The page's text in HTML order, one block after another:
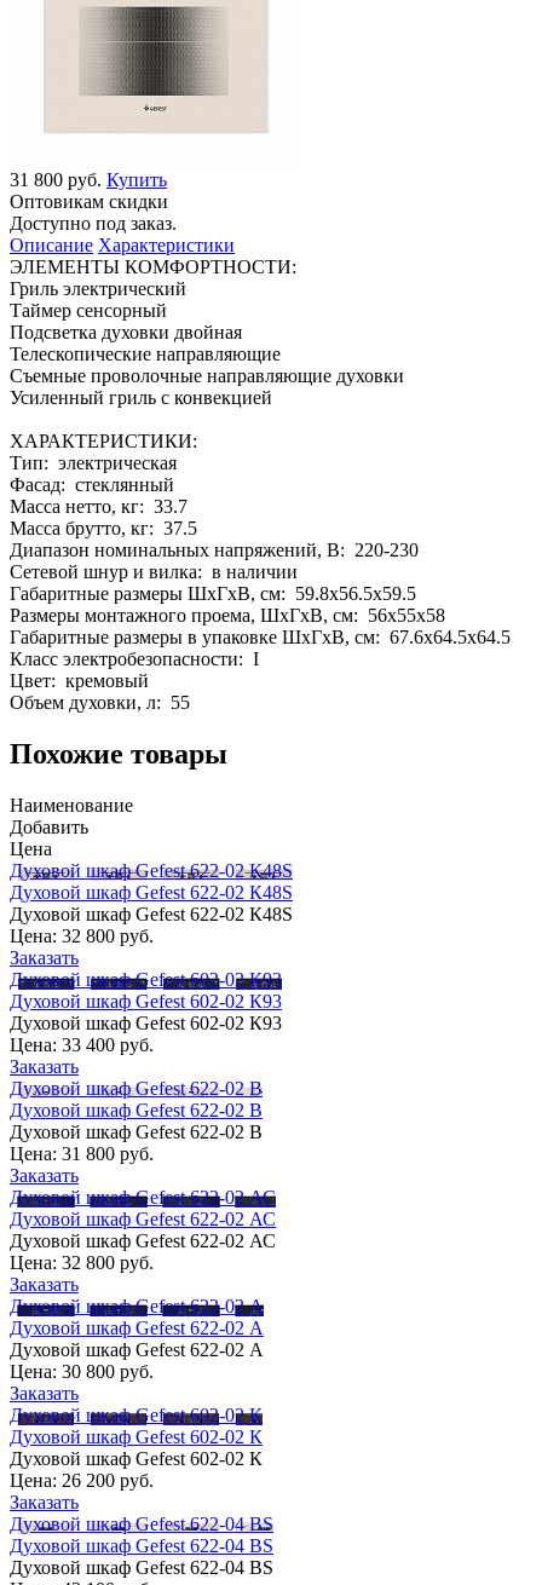
31 800 руб. Купить
Оптовикам скидки
Доступно под заказ.
Описание Характеристики
ЭЛЕМЕНТЫ КОМФОРТНОСТИ:
Гриль электрический
Таймер сенсорный
Подсветка духовки двойная
Телескопические направляющие
Съемные проволочные направляющие духовки
Усиленный гриль с конвекцией
ХАРАКТЕРИСТИКИ:
Тип: электрическая
Фасад: стеклянный
Масса нетто, кг: 33.7
Масса брутто, кг: 37.5
Диапазон номинальных напряжений, В: 220-230
Сетевой шнур и вилка: в наличии
Габаритные размеры ШхГхВ, см: 59.8х56.5х59.5
Размеры монтажного проема, ШхГхВ, см: 56x55x58
Габаритные размеры в упаковке ШхГхВ, см: 67.6x64.5x64.5
Класс электробезопасности: I
Цвет: кремовый
Объем духовки, л: 55
Похожие товары
Наименование
Добавить
Цена
Духовой шкаф Gefest 622-02 К48S
Духовой шкаф Gefest 622-02 К48S
Духовой шкаф Gefest 622-02 К48S
Цена: 32 800 руб.
Заказать
Духовой шкаф Gefest 602-02 К93
Духовой шкаф Gefest 602-02 К93
Духовой шкаф Gefest 602-02 К93
Цена: 33 400 руб.
Заказать
Духовой шкаф Gefest 622-02 В
Духовой шкаф Gefest 622-02 В
Духовой шкаф Gefest 622-02 В
Цена: 31 800 руб.
Заказать
Духовой шкаф Gefest 622-02 АС
Духовой шкаф Gefest 622-02 АС
Духовой шкаф Gefest 622-02 АС
Цена: 32 800 руб.
Заказать
Духовой шкаф Gefest 622-02 А
Духовой шкаф Gefest 622-02 А
Духовой шкаф Gefest 622-02 А
Цена: 30 800 руб.
Заказать
Духовой шкаф Gefest 602-02 К
Духовой шкаф Gefest 602-02 К
Духовой шкаф Gefest 602-02 К
Цена: 26 200 руб.
Заказать
Духовой шкаф Gefest 622-04 BS
Духовой шкаф Gefest 622-04 BS
Духовой шкаф Gefest 622-04 BS